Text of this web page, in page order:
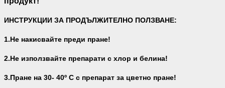
ИНСТРУКЦИИ ЗА ПРОДЪЛЖИТЕЛНО ПОЛЗВАНЕ:
1.Не накисвайте преди пране!
2.Не използвайте препарати с хлор и белина!
3.Пране на 30- 40º С с препарат за цветно пране!